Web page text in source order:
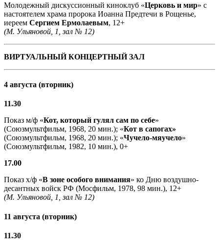
Молодежный дискуссионный киноклуб «Церковь и мир» с
настоятелем храма пророка Иоанна Предтечи в Рощенье,
иереем Сергием Ермолаевым, 12+
(М. Ульяновой, 1, зал № 12)
ВИРТУАЛЬНЫЙ КОНЦЕРТНЫЙ ЗАЛ
4 августа (вторник)
11.30
Показ м/ф «Кот, который гулял сам по себе»
(Союзмультфильм, 1968, 20 мин.); «Кот в сапогах»
(Союзмультфильм, 1968, 20 мин.); «Чучело-мяучело»
(Союзмультфильм, 1982, 10 мин.), 0+
17.00
Показ х/ф «В зоне особого внимания» ко Дню воздушно-
десантных войск РФ (Мосфильм, 1978, 98 мин.), 12+
(М. Ульяновой, 1, зал № 12)
11 августа (вторник)
11.30